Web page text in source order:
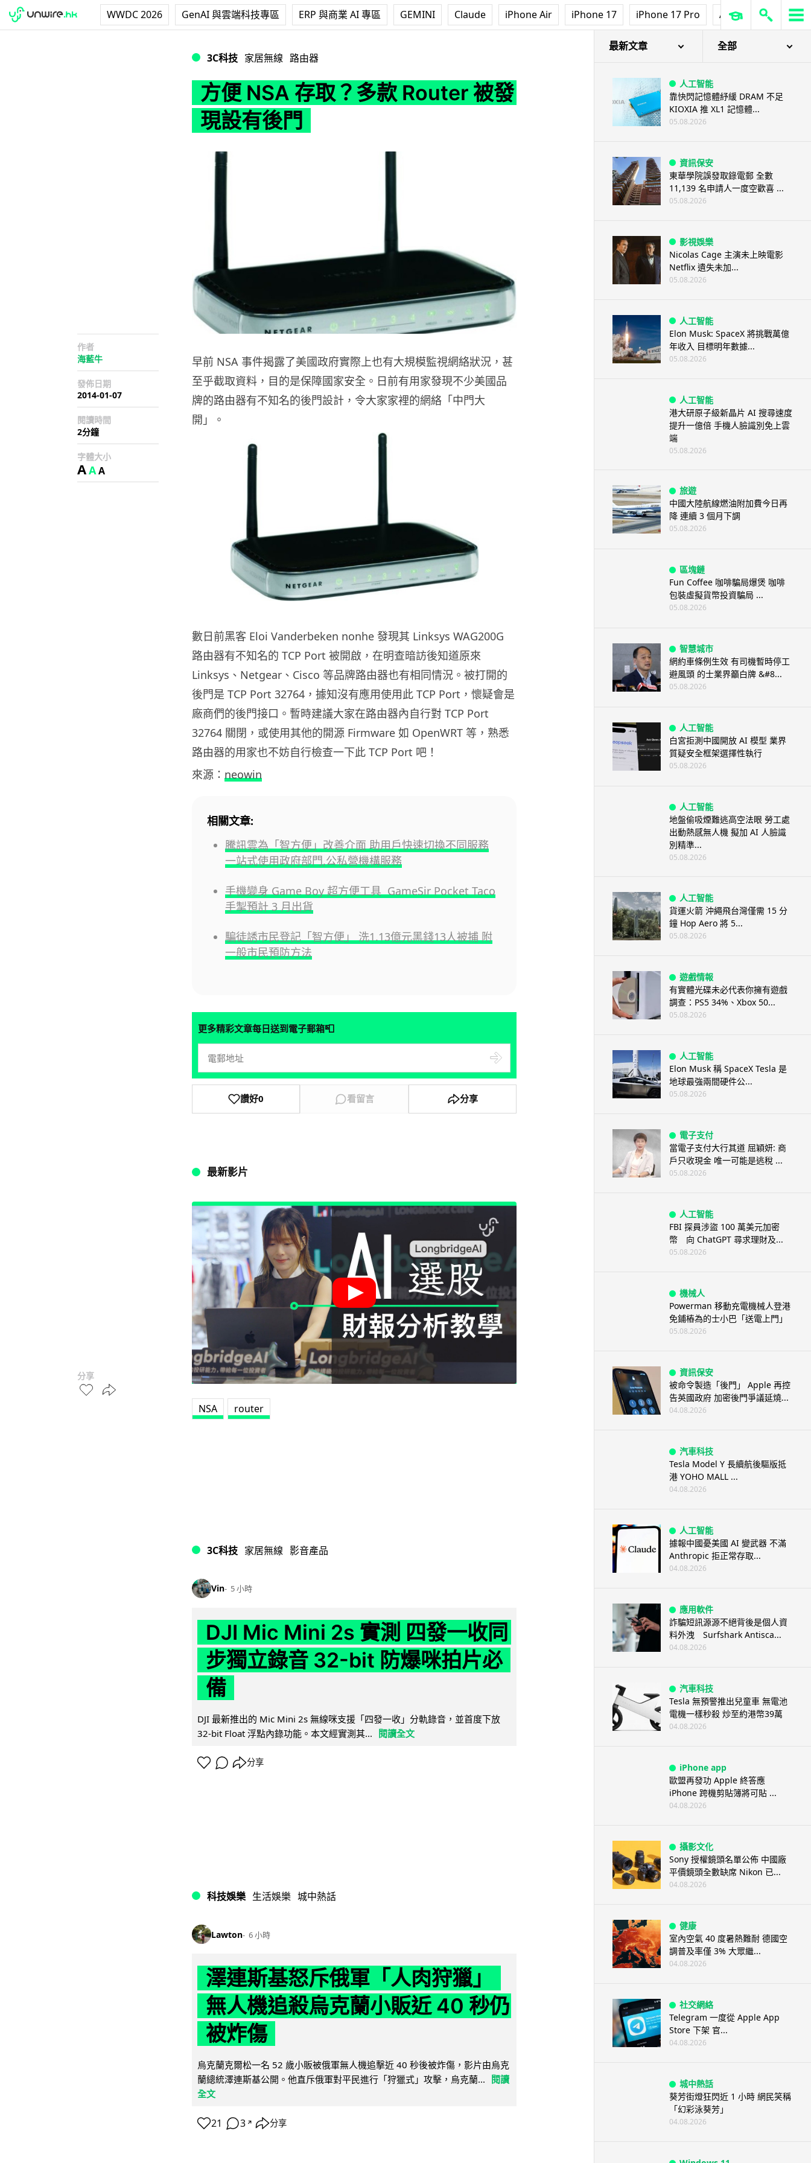
WWDC 2026 GenAI 與雲端科技專區 ERP 與商業 AI 專區 GEMINI Claude iPhone Air iPhone 17 iPhone 17 Pro AirPods Pro 3
3C科技 家居無線 路由器
方便 NSA 存取？多款 Router 被發
現設有後門
作者
海藍牛
發佈日期
2014-01-07
閱讀時間
2分鐘
字體大小
AAA
分享
早前 NSA 事件揭露了美國政府實際上也有大規模監視網絡狀況，甚
至乎截取資料，目的是保障國家安全。日前有用家發現不少美國品
牌的路由器有不知名的後門設計，令大家家裡的網絡「中門大
開」。
數日前黑客 Eloi Vanderbeken nonhe 發現其 Linksys WAG200G
路由器有不知名的 TCP Port 被開啟，在明查暗訪後知道原來
Linksys、Netgear、Cisco 等品牌路由器也有相同情況。被打開的
後門是 TCP Port 32764，據知沒有應用使用此 TCP Port，懷疑會是
廠商們的後門接口。暫時建議大家在路由器內自行對 TCP Port
32764 關閉，或使用其他的開源 Firmware 如 OpenWRT 等，熟悉
路由器的用家也不妨自行檢查一下此 TCP Port 吧！
來源： neowin
相關文章:
騰訊雲為「智方便」改善介面 助用戶快速切換不同服務
一站式使用政府部門,公私營機構服務
手機變身 Game Boy 超方便工具 GameSir Pocket Taco
手掣預計 3 月出貨
騙徒誘市民登記「智方便」 洗1.13億元黑錢13人被捕 附
一般市民預防方法
更多精彩文章每日送到電子郵箱📮
讚好0 看留言 分享
最新影片
NSA router
3C科技 家居無線 影音產品
Vin 5 小時
DJI Mic Mini 2s 實測 四發一收同
步獨立錄音 32-bit 防爆咪拍片必
備
DJI 最新推出的 Mic Mini 2s 無線咪支援「四發一收」分軌錄音，並首度下放
32-bit Float 浮點內錄功能。本文經實測其... 閱讀全文
分享
科技娛樂 生活娛樂 城中熱話
Lawton 6 小時
澤連斯基怒斥俄軍「人肉狩獵」
無人機追殺烏克蘭小販近 40 秒仍
被炸傷
烏克蘭克爾松一名 52 歲小販被俄軍無人機追擊近 40 秒後被炸傷，影片由烏克
蘭總統澤連斯基公開。他直斥俄軍對平民進行「狩獵式」攻擊，烏克蘭...
閱讀
全文
21 3 ↗ 分享
最新文章 全部
人工智能
靠快閃記憶體紓緩 DRAM 不足
KIOXIA 推 XL1 記憶體...
05.08.2026
資訊保安
東華學院誤發取錄電郵 全數
11,139 名申請人一度空歡喜 ...
05.08.2026
影視娛樂
Nicolas Cage 主演未上映電影
Netflix 遺失未加...
05.08.2026
人工智能
Elon Musk: SpaceX 將挑戰萬億
年收入 目標明年數據...
05.08.2026
人工智能
港大研原子級新晶片 AI 搜尋速度
提升一億倍 手機人臉識別免上雲
端
05.08.2026
旅遊
中國大陸航線燃油附加費今日再
降 連續 3 個月下調
05.08.2026
區塊鏈
Fun Coffee 咖啡騙局爆煲 咖啡
包裝虛擬貨幣投資騙局 ...
05.08.2026
智慧城市
網約車條例生效 有司機暫時停工
避風頭 的士業界籲白牌 &#8...
05.08.2026
人工智能
白宮拒測中國開放 AI 模型 業界
質疑安全框架選擇性執行
05.08.2026
人工智能
地盤偷吸煙難逃高空法眼 勞工處
出動熱感無人機 擬加 AI 人臉識
別精準...
05.08.2026
人工智能
貨運火箭 沖繩飛台灣僅需 15 分
鐘 Hop Aero 將 5...
05.08.2026
遊戲情報
有實體光碟未必代表你擁有遊戲
調查：PS5 34%、Xbox 50...
05.08.2026
人工智能
Elon Musk 稱 SpaceX Tesla 是
地球最強兩間硬件公...
05.08.2026
電子支付
當電子支付大行其道 屈穎妍: 商
戶只收現金 唯一可能是逃稅 ...
05.08.2026
人工智能
FBI 探員涉盜 100 萬美元加密
幣 向 ChatGPT 尋求理財及...
05.08.2026
機械人
Powerman 移動充電機械人登港
免鋪樁為的士小巴「送電上門」
05.08.2026
資訊保安
被命令製造「後門」 Apple 再控
告英國政府 加密後門爭議延燒...
04.08.2026
汽車科技
Tesla Model Y 長續航後驅版抵
港 YOHO MALL ...
04.08.2026
人工智能
據報中國憂美國 AI 變武器 不滿
Anthropic 拒正常存取...
04.08.2026
應用軟件
詐騙短訊源源不絕背後是個人資
料外洩 Surfshark Antisca...
04.08.2026
汽車科技
Tesla 無預警推出兒童車 無電池
電機一樣秒殺 炒至約港幣39萬
04.08.2026
iPhone app
歐盟再發功 Apple 終答應
iPhone 跨機剪貼簿將可貼 ...
04.08.2026
攝影文化
Sony 授權鏡頭名單公佈 中國廠
平價鏡頭全數缺席 Nikon 已...
04.08.2026
健康
室內空氣 40 度暑熱難耐 德國空
調普及率僅 3% 大眾繼...
04.08.2026
社交網絡
Telegram 一度從 Apple App
Store 下架 官...
04.08.2026
城中熱話
葵芳街燈狂閃近 1 小時 網民笑稱
「幻彩泳葵芳」
04.08.2026